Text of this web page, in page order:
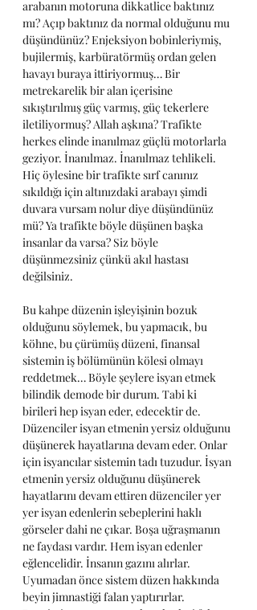
arabanın motoruna dikkatlice baktınız
mı? Açıp baktınız da normal olduğunu mu
düşündünüz? Enjeksiyon bobinleriymiş,
bujilermiş, karbüratörmüş ordan gelen
havayı buraya ittiriyormuş… Bir
metrekarelik bir alan içerisine
sıkıştırılmış güç varmış, güç tekerlere
iletiliyormuş? Allah aşkına? Trafikte
herkes elinde inanılmaz güçlü motorlarla
geziyor. İnanılmaz. İnanılmaz tehlikeli.
Hiç öylesine bir trafikte sırf canınız
sıkıldığı için altınızdaki arabayı şimdi
duvara vursam nolur diye düşündünüz
mü? Ya trafikte böyle düşünen başka
insanlar da varsa? Siz böyle
düşünmezsiniz çünkü akıl hastası
değilsiniz.
Bu kahpe düzenin işleyişinin bozuk
olduğunu söylemek, bu yapmacık, bu
köhne, bu çürümüş düzeni, finansal
sistemin iş bölümünün kölesi olmayı
reddetmek… Böyle şeylere isyan etmek
bilindik demode bir durum. Tabi ki
birileri hep isyan eder, edecektir de.
Düzenciler isyan etmenin yersiz olduğunu
düşünerek hayatlarına devam eder. Onlar
için isyancılar sistemin tadı tuzudur. İsyan
etmenin yersiz olduğunu düşünerek
hayatlarını devam ettiren düzenciler yer
yer isyan edenlerin sebeplerini haklı
görseler dahi ne çıkar. Boşa uğraşmanın
ne faydası vardır. Hem isyan edenler
eğlencelidir. İnsanın gazını alırlar.
Uyumadan önce sistem düzen hakkında
beyin jimnastiği falan yaptırırlar.